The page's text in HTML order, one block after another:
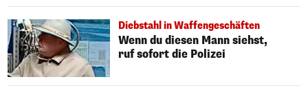
Diebstahl in Waffengeschäften
Wenn du diesen Mann siehst,
ruf sofort die Polizei